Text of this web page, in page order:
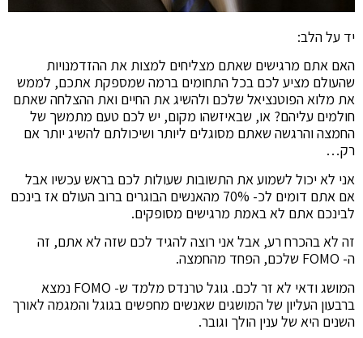
יד על הלב:
האם אתם מרגישים שאתם מצליחים למצות את ההזדמנויות
שהעולם מציע לכם בכל התחומים ברמה שמספקת אתכם, לממש
את מלוא הפוטנציאל שלכם ולהשיג את החיים ואת ההצלחה שאתם
חולמים עליהם? או, שבאיזשהו מקום, יש לכם טעם מתמשך של
החמצה והרגשה שאתם מסוגלים ליותר ושיכולתם להשיג יותר אם
רק…
אני לא יכול לשמוע את התשובות שעולות לכם בראש עכשיו אבל
אם אתם דומים לכ- 70% מהאנשים הבוגרים ברוב העולם אז בינכם
לבינכם אתם לא באמת מרגישים מסופקים.
זה לא בהכרח רע, אבל אני רוצה להגיד לכם שזה לא אתם, זה
ה- FOMO שלכם, הפחד מהחמצה.
המושג ודאי לא זר לכם. גוגל טרנדס מלמד ש- FOMO נמצא
ברבעון העליון של המושגים שאנשים מחפשים בגוגל והמגמה לאורך
השנים היא של ענין הולך וגובר.